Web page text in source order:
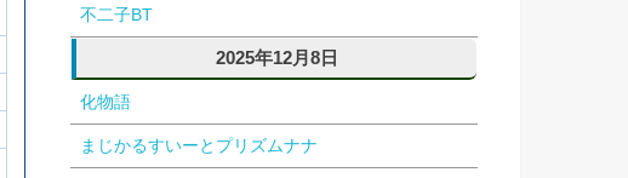
不二子BT
2025年12月8日
化物語
まじかるすいーとプリズムナナ